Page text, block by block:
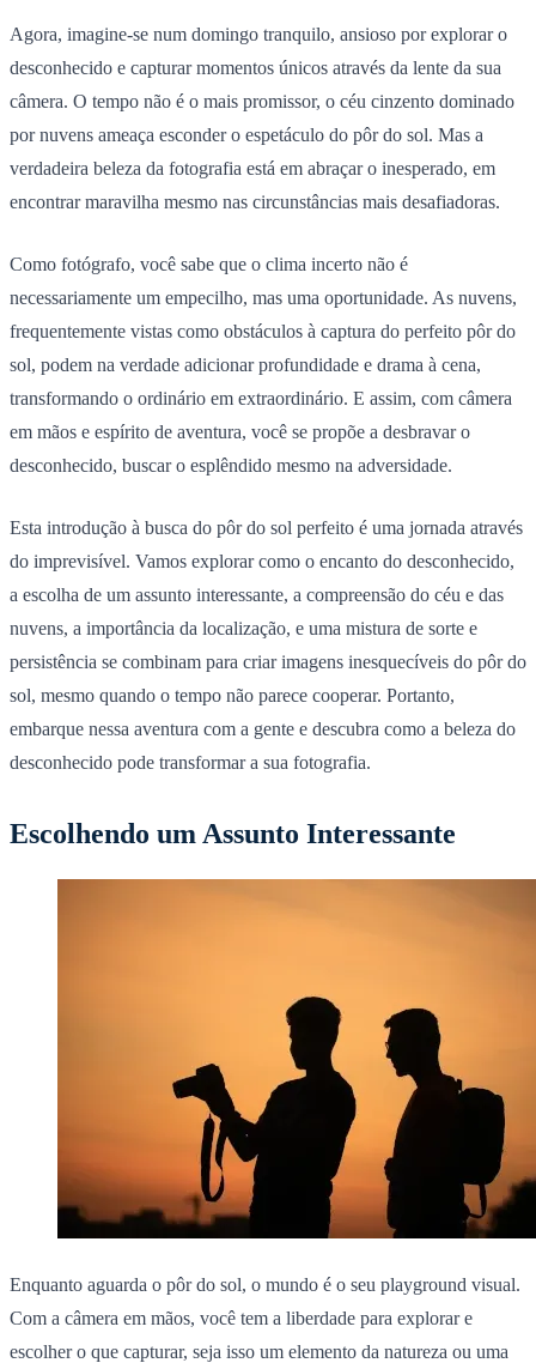
Agora, imagine-se num domingo tranquilo, ansioso por explorar o
desconhecido e capturar momentos únicos através da lente da sua
câmera. O tempo não é o mais promissor, o céu cinzento dominado
por nuvens ameaça esconder o espetáculo do pôr do sol. Mas a
verdadeira beleza da fotografia está em abraçar o inesperado, em
encontrar maravilha mesmo nas circunstâncias mais desafiadoras.
Como fotógrafo, você sabe que o clima incerto não é
necessariamente um empecilho, mas uma oportunidade. As nuvens,
frequentemente vistas como obstáculos à captura do perfeito pôr do
sol, podem na verdade adicionar profundidade e drama à cena,
transformando o ordinário em extraordinário. E assim, com câmera
em mãos e espírito de aventura, você se propõe a desbravar o
desconhecido, buscar o esplêndido mesmo na adversidade.
Esta introdução à busca do pôr do sol perfeito é uma jornada através
do imprevisível. Vamos explorar como o encanto do desconhecido,
a escolha de um assunto interessante, a compreensão do céu e das
nuvens, a importância da localização, e uma mistura de sorte e
persistência se combinam para criar imagens inesquecíveis do pôr do
sol, mesmo quando o tempo não parece cooperar. Portanto,
embarque nessa aventura com a gente e descubra como a beleza do
desconhecido pode transformar a sua fotografia.
Escolhendo um Assunto Interessante
Enquanto aguarda o pôr do sol, o mundo é o seu playground visual.
Com a câmera em mãos, você tem a liberdade para explorar e
escolher o que capturar, seja isso um elemento da natureza ou uma